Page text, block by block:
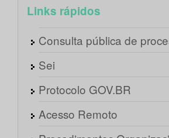
Links rápidos
Consulta pública de
Sei
Protocolo GOV.BR
Acesso Remoto